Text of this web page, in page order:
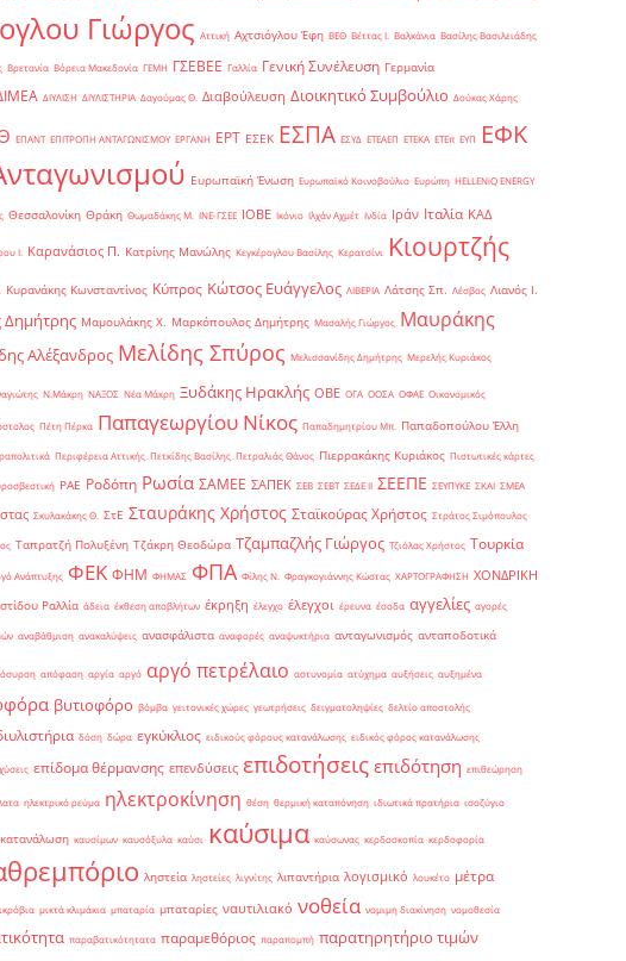
Γιώργος Αττική Αχτσιόγλου Έφη ΒΕΘ Βέττας Ι. Βαλκάνια Βασίλης Βασιλειάδης
Βρετανία Βόρεια Μακεδονία ΓΕΜΗ ΓΣΕΒΕΕ Γαλλία Γενική Συνέλευση Γερμανία
ΔΙΥΛΙΣΗ ΔΙΥΛΙΣΤΗΡΙΑ Δαγούμας Θ. Διαβούλευση Διοικητικό Συμβούλιο Δούκας Χάρης
ΕΠΑΝΤ ΕΠΙΤΡΟΠΗ ΑΝΤΑΓΩΝΙΣΜΟΥ ΕΡΓΑΝΗ ΕΡΤ ΕΣΕΚ ΕΣΠΑ ΕΣΥΔ ΕΤΕΑΕΠ ΕΤΕΚΑ ΕΤΕπ ΕΥΠ ΕΦΚ
Ευρωπαϊκή Ένωση Ευρωπαϊκό Κοινοβούλιο Ευρώπη ΗELLENiQ ENERGY
Θεσσαλονίκη Θράκη Θωμαδάκης Μ. ΙΝΕ-ΓΣΕΕ ΙΟΒΕ Ικόνιο Ιλχάν Αχμέτ Ινδία Ιράν Ιταλία ΚΑΔ
Ι. Καρανάσιος Π. Κατρίνης Μανώλης Κεγκέρογλου Βασίλης Κερατσίνι
Κιουρτζής
Κυρανάκης Κωνσταντίνος Κύπρος Κώτσος Ευάγγελος ΛΙΒΕΡΙΑ Λάτσης Σπ. Λέσβος Λιανός Ι.
Δημήτρης Μαμουλάκης Χ. Μαρκόπουλος Δημήτρης Μασαλής Γιώργος Μαυράκης
Αλέξανδρος Μελίδης Σπύρος Μελισσανίδης Δημήτρης Μερελής Κυριάκος
Ν.Μάκρη ΝΑΞΟΣ Νέα Μάκρη Ξυδάκης Ηρακλής ΟΒΕ ΟΓΑ ΟΟΣΑ ΟΦΑΕ Οικονομικός
Πέτη Πέρκα Παπαγεωργίου Νίκος Παπαδημητρίου Μπ. Παπαδοπούλου Έλλη
Περιφέρεια Αττικής Πετκίδης Βασίλης Πετραλιάς Θάνος Πιερρακάκης Κυριάκος Πιστωτικές κάρτες
ΡΑΕ Ροδόπη Ρωσία ΣΑΜΕΕ ΣΑΠΕΚ ΣΕΒ ΣΕΒΤ ΣΕΔΕ ΙΙ ΣΕΕΠΕ ΣΕΥΠΥΚΕ ΣΚΑΙ ΣΜΕΑ
Σκυλακάκης Θ. ΣτΕ Σταυράκης Χρήστος Σταϊκούρας Χρήστος Στράτος Σιμόπουλος
Ταπρατζή Πολυξένη Τζάκρη Θεοδώρα Τζαμπαζλής Γιώργος Τζιόλας Χρήστος Τουρκία
Ανάπτυξης ΦΕΚ ΦΗΜ ΦΗΜΑΣ ΦΠΑ Φίλης Ν. Φραγκογιάννης Κώστας ΧΑΡΤΟΓΡΑΦΗΣΗ ΧΟΝΔΡΙΚΗ
Ραλλία άδεια έκθεση αποβλήτων έκρηξη έλεγχο έλεγχοι έρευνα έσοδα αγγελίες αγορές
αναβάθμιση ανακαλύψεις ανασφάλιστα αναφορές αναψυκτήρια ανταγωνισμός ανταποδοτικά
απόφαση αργία αργό αργό πετρέλαιο αστυνομία ατύχημα αυξήσεις αυξημένα
βυτιοφόρο βόμβα γειτονικές χώρες γεωτρήσεις δειγματοληψίες δελτίο αποστολής
δόση δώρα εγκύκλιος ειδικούς φόρους κατανάλωσης ειδικός φόρος κατανάλωσης
επίδομα θέρμανσης επενδύσεις επιδοτήσεις επιδότηση επιθεώρηση
ηλεκτρικό ρεύμα ηλεκτροκίνηση θέση θερμική καταπόνηση ιδιωτικά πρατήρια ισοζύγιο
κατανάλωση καυσίμων καυσόξυλα καύσι καύσιμα καύσωνας κερδοσκοπία κερδοφορία
ληστεία ληστείες λιγνίτης λιπαντήρια λογισμικό λουκέτο μέτρα
μικτά κλιμάκια μπαταρία μπαταρίες ναυτιλιακό νοθεία νομιμη διακίνηση νομοθεσία
παραβατικότητατα παραμεθόριος παραπομπή παρατηρητήριο τιμών